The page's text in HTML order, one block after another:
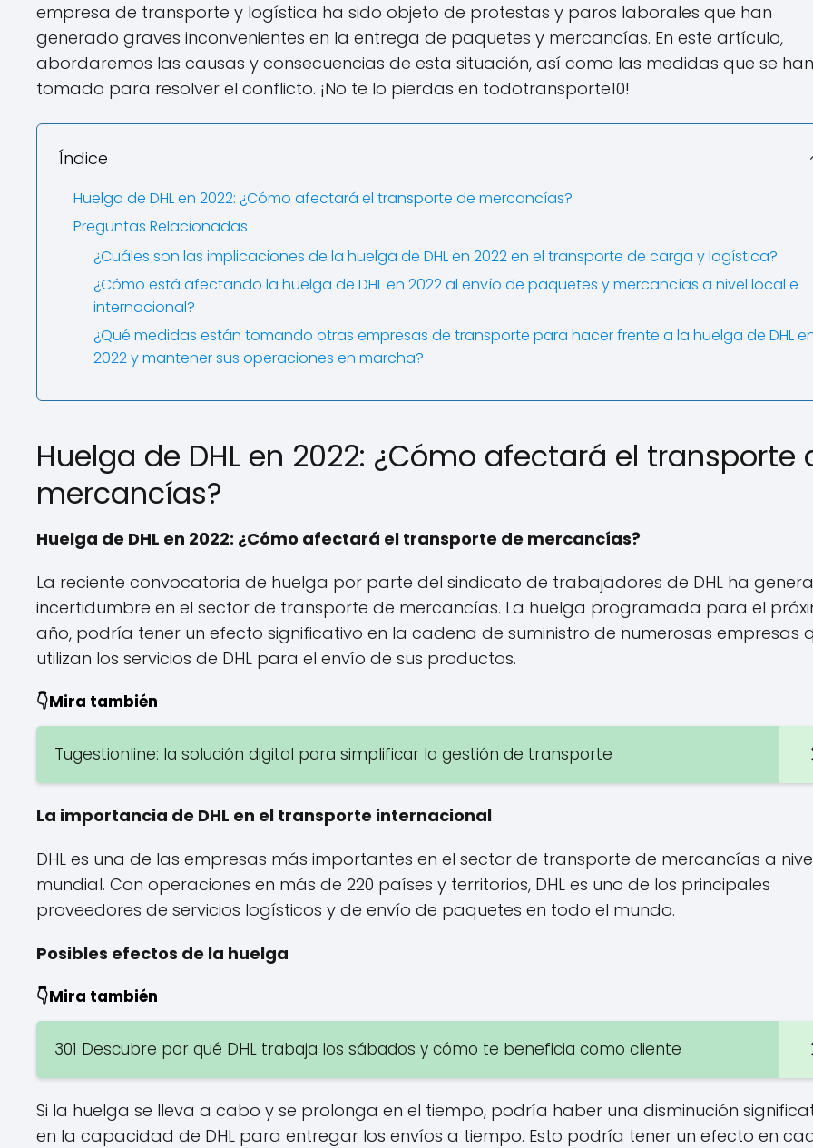
empresa de transporte y logística ha sido objeto de protestas y paros laborales que han
generado graves inconvenientes en la entrega de paquetes y mercancías. En este artículo,
abordaremos las causas y consecuencias de esta situación, así como las medidas que se han
tomado para resolver el conflicto. ¡No te lo pierdas en todotransporte10!
Índice
Huelga de DHL en 2022: ¿Cómo afectará el transporte de mercancías?
Preguntas Relacionadas
¿Cuáles son las implicaciones de la huelga de DHL en 2022 en el transporte de carga y logística?
¿Cómo está afectando la huelga de DHL en 2022 al envío de paquetes y mercancías a nivel local e
internacional?
¿Qué medidas están tomando otras empresas de transporte para hacer frente a la huelga de DHL
2022 y mantener sus operaciones en marcha?
Huelga de DHL en 2022: ¿Cómo afectará el transporte
mercancías?
Huelga de DHL en 2022: ¿Cómo afectará el transporte de mercancías?
La reciente convocatoria de huelga por parte del sindicato de trabajadores de DHL ha
incertidumbre en el sector de transporte de mercancías. La huelga programada para el
año, podría tener un efecto significativo en la cadena de suministro de numerosas empresas
utilizan los servicios de DHL para el envío de sus productos.
👇Mira también
Tugestionline: la solución digital para simplificar la gestión de transporte
La importancia de DHL en el transporte internacional
DHL es una de las empresas más importantes en el sector de transporte de mercancías a
mundial. Con operaciones en más de 220 países y territorios, DHL es uno de los principales
proveedores de servicios logísticos y de envío de paquetes en todo el mundo.
Posibles efectos de la huelga
👇Mira también
301 Descubre por qué DHL trabaja los sábados y cómo te beneficia como cliente
Si la huelga se lleva a cabo y se prolonga en el tiempo, podría haber una disminución
en la capacidad de DHL para entregar los envíos a tiempo. Esto podría tener un efecto en